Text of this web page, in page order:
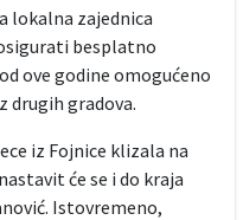
lokalna zajednica
besplatno
ove godine omogućeno
drugih gradova.
iz Fojnice klizala na
će se i do kraja
Istovremeno,